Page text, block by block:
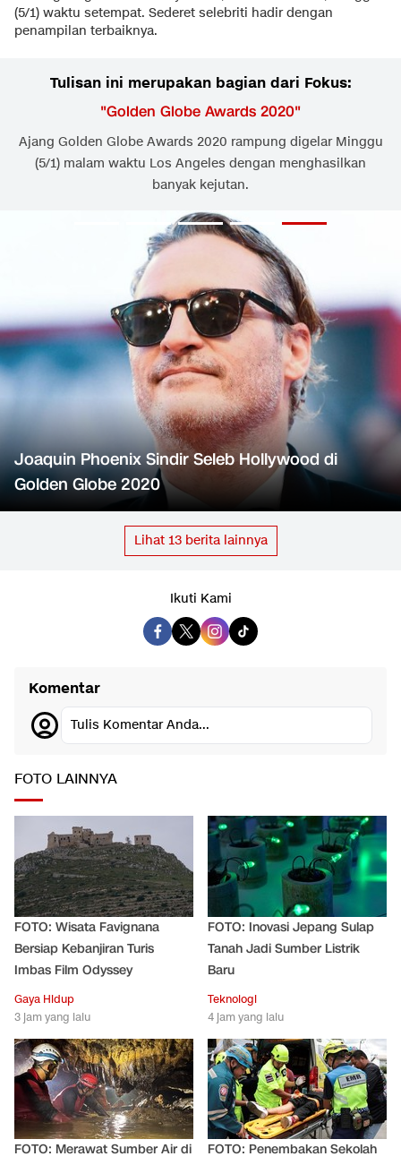
(5/1) waktu setempat. Sederet selebriti hadir dengan
penampilan terbaiknya.
Tulisan ini merupakan bagian dari Fokus:
"Golden Globe Awards 2020"
Ajang Golden Globe Awards 2020 rampung digelar Minggu
(5/1) malam waktu Los Angeles dengan menghasilkan
banyak kejutan.
Joaquin Phoenix Sindir Seleb Hollywood di
Golden Globe 2020
Lihat 13berita lainnya
Ikuti Kami
Komentar
Tulis Komentar Anda...
FOTO LAINNYA
FOTO: Wisata Favignana
Bersiap Kebanjiran Turis
Imbas Film Odyssey
Gaya Hidup
3 jam yang lalu
FOTO: Inovasi Jepang Sulap
Tanah Jadi Sumber Listrik
Baru
Teknologi
4 jam yang lalu
FOTO: Merawat Sumber Air di
FOTO: Penembakan Sekolah